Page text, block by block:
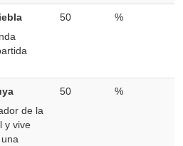
50 %
de la
y vive
50 %